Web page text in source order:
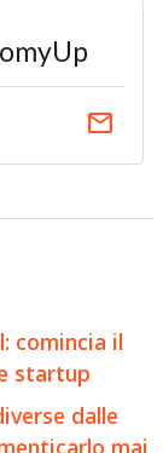
email
comincia il
startup
dalle
mai